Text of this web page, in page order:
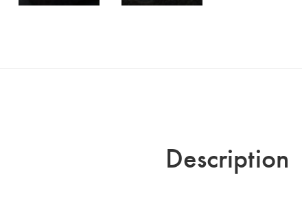
Description